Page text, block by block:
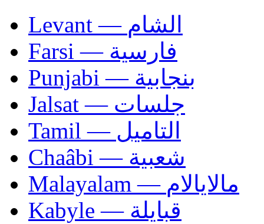
Levant — الشام
Farsi — فارسية
Punjabi — بنجابية
Jalsat — جلسات
Tamil — التاميل
Chaâbi — شعبية
Malayalam — مالايالام
Kabyle — قبايلة